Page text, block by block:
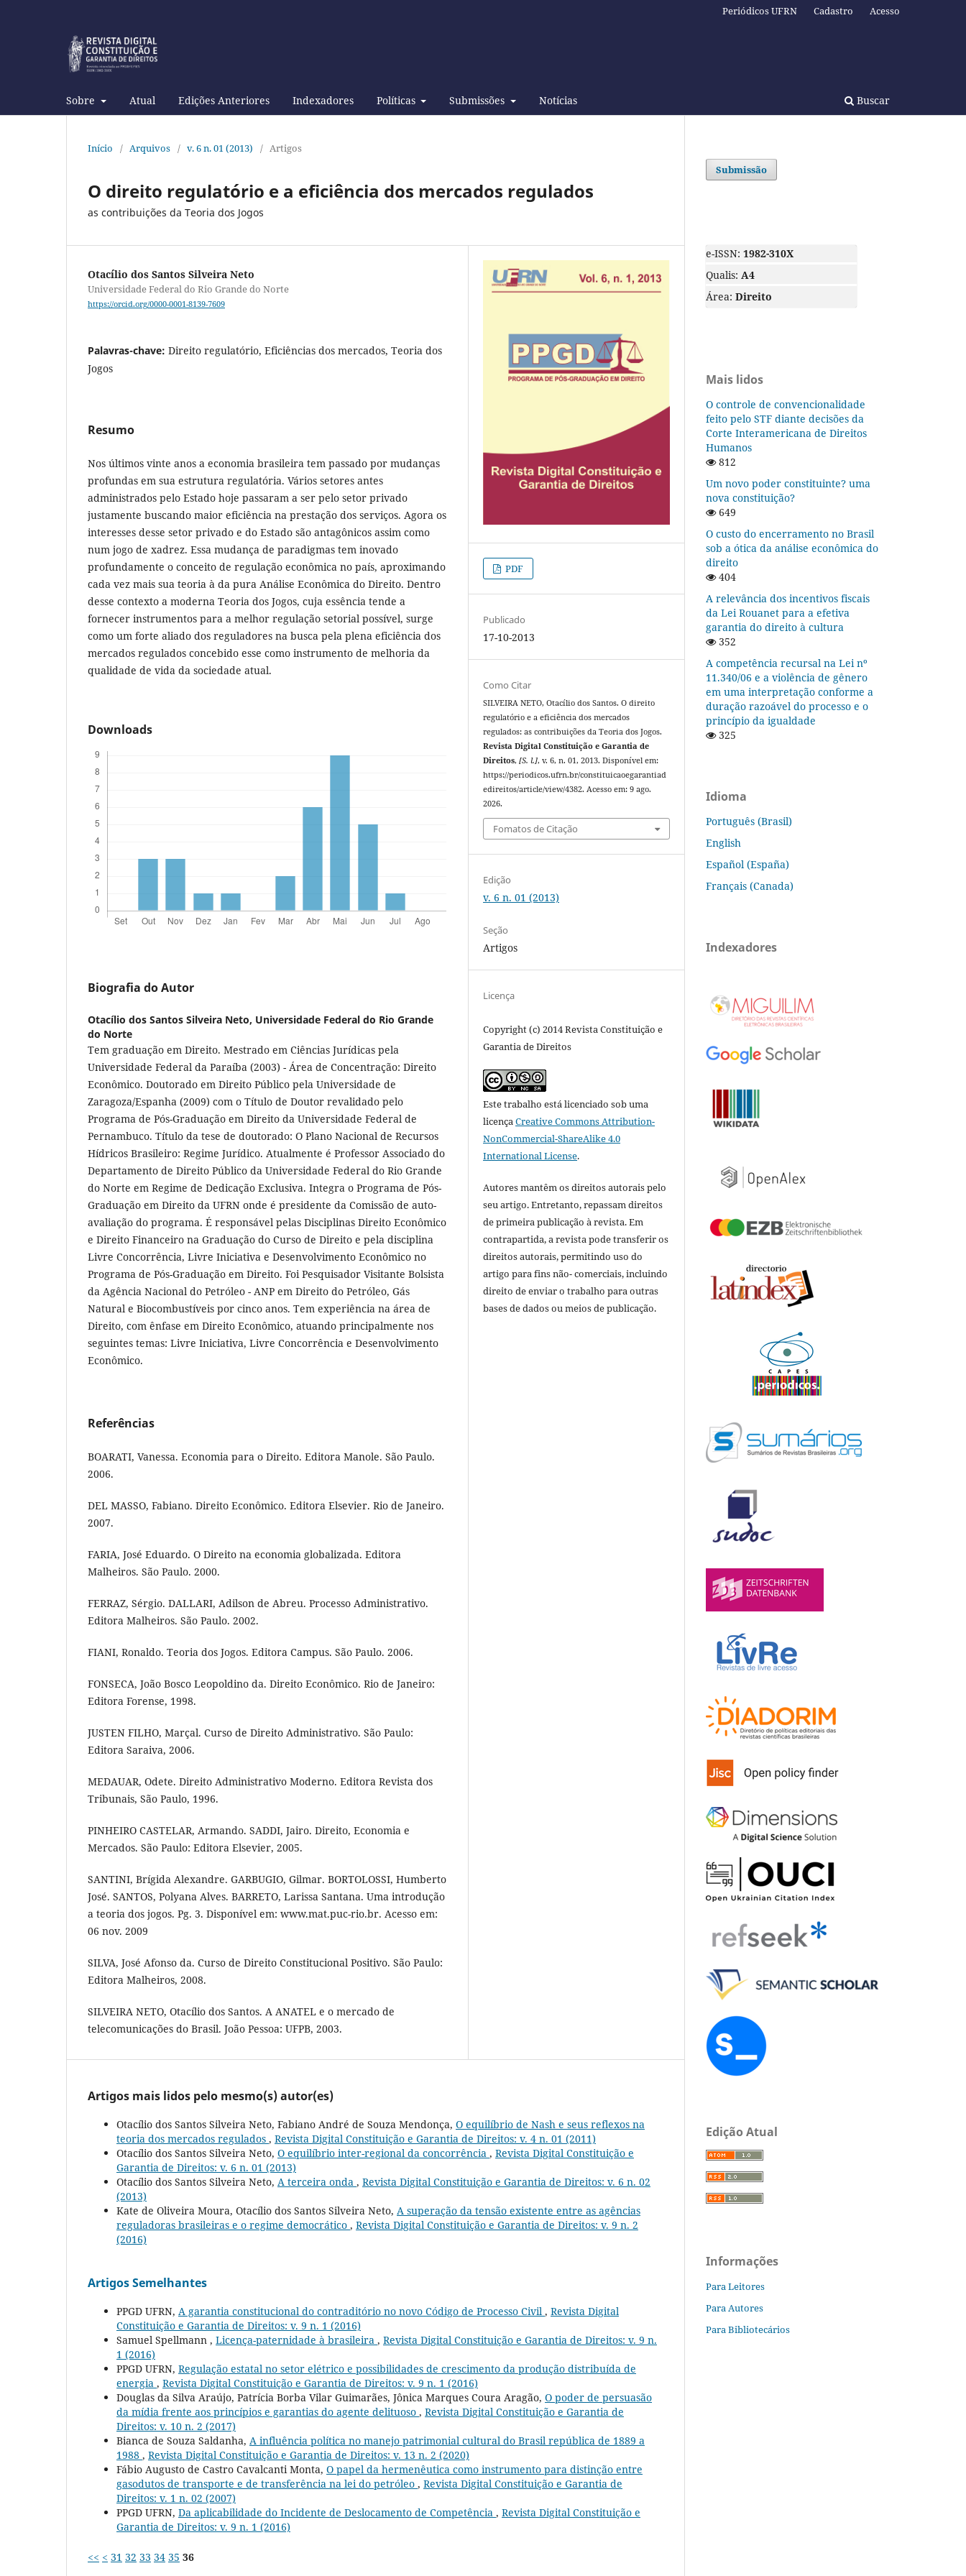
Sobre Atual Edições Anteriores Indexadores Políticas Submissões Notícias Buscar
Periódicos UFRN Cadastro Acesso
Início / Arquivos / v. 6 n. 01 (2013) / Artigos
O direito regulatório e a eficiência dos mercados regulados
as contribuições da Teoria dos Jogos
Otacílio dos Santos Silveira Neto
Universidade Federal do Rio Grande do Norte
https://orcid.org/0000-0001-8139-7609
Palavras-chave: Direito regulatório, Eficiências dos mercados, Teoria dos
Jogos
Resumo
Nos últimos vinte anos a economia brasileira tem passado por mudanças
profundas em sua estrutura regulatória. Vários setores antes
administrados pelo Estado hoje passaram a ser pelo setor privado
justamente buscando maior eficiência na prestação dos serviços. Agora os
interesses desse setor privado e do Estado são antagônicos assim como
num jogo de xadrez. Essa mudança de paradigmas tem inovado
profundamente o conceito de regulação econômica no país, aproximando
cada vez mais sua teoria à da pura Análise Econômica do Direito. Dentro
desse contexto a moderna Teoria dos Jogos, cuja essência tende a
fornecer instrumentos para a melhor regulação setorial possível, surge
como um forte aliado dos reguladores na busca pela plena eficiência dos
mercados regulados concebido esse como instrumento de melhoria da
qualidade de vida da sociedade atual.
Downloads
Biografia do Autor
Otacílio dos Santos Silveira Neto, Universidade Federal do Rio Grande
do Norte
Tem graduação em Direito. Mestrado em Ciências Jurídicas pela
Universidade Federal da Paraíba (2003) - Área de Concentração: Direito
Econômico. Doutorado em Direito Público pela Universidade de
Zaragoza/Espanha (2009) com o Título de Doutor revalidado pelo
Programa de Pós-Graduação em Direito da Universidade Federal de
Pernambuco. Título da tese de doutorado: O Plano Nacional de Recursos
Hídricos Brasileiro: Regime Jurídico. Atualmente é Professor Associado do
Departamento de Direito Público da Universidade Federal do Rio Grande
do Norte em Regime de Dedicação Exclusiva. Integra o Programa de Pós-
Graduação em Direito da UFRN onde é presidente da Comissão de auto-
avaliação do programa. É responsável pelas Disciplinas Direito Econômico
e Direito Financeiro na Graduação do Curso de Direito e pela disciplina
Livre Concorrência, Livre Iniciativa e Desenvolvimento Econômico no
Programa de Pós-Graduação em Direito. Foi Pesquisador Visitante Bolsista
da Agência Nacional do Petróleo - ANP em Direito do Petróleo, Gás
Natural e Biocombustíveis por cinco anos. Tem experiência na área de
Direito, com ênfase em Direito Econômico, atuando principalmente nos
seguintes temas: Livre Iniciativa, Livre Concorrência e Desenvolvimento
Econômico.
Referências
BOARATI, Vanessa. Economia para o Direito. Editora Manole. São Paulo.
2006.
DEL MASSO, Fabiano. Direito Econômico. Editora Elsevier. Rio de Janeiro.
2007.
FARIA, José Eduardo. O Direito na economia globalizada. Editora
Malheiros. São Paulo. 2000.
FERRAZ, Sérgio. DALLARI, Adilson de Abreu. Processo Administrativo.
Editora Malheiros. São Paulo. 2002.
FIANI, Ronaldo. Teoria dos Jogos. Editora Campus. São Paulo. 2006.
FONSECA, João Bosco Leopoldino da. Direito Econômico. Rio de Janeiro:
Editora Forense, 1998.
JUSTEN FILHO, Marçal. Curso de Direito Administrativo. São Paulo:
Editora Saraiva, 2006.
MEDAUAR, Odete. Direito Administrativo Moderno. Editora Revista dos
Tribunais, São Paulo, 1996.
PINHEIRO CASTELAR, Armando. SADDI, Jairo. Direito, Economia e
Mercados. São Paulo: Editora Elsevier, 2005.
SANTINI, Brígida Alexandre. GARBUGIO, Gilmar. BORTOLOSSI, Humberto
José. SANTOS, Polyana Alves. BARRETO, Larissa Santana. Uma introdução
a teoria dos jogos. Pg. 3. Disponível em: www.mat.puc-rio.br. Acesso em:
06 nov. 2009
SILVA, José Afonso da. Curso de Direito Constitucional Positivo. São Paulo:
Editora Malheiros, 2008.
SILVEIRA NETO, Otacílio dos Santos. A ANATEL e o mercado de
telecomunicações do Brasil. João Pessoa: UFPB, 2003.
PDF
Publicado
17-10-2013
Como Citar
SILVEIRA NETO, Otacílio dos Santos. O direito
regulatório e a eficiência dos mercados
regulados: as contribuições da Teoria dos Jogos.
Revista Digital Constituição e Garantia de
Direitos,[S. l.], v. 6, n. 01, 2013. Disponível em:
https://periodicos.ufrn.br/constituicaoegarantiad
edireitos/article/view/4382. Acesso em: 9 ago.
2026.
Fomatos de Citação
Edição
v. 6 n. 01 (2013)
Seção
Artigos
Licença
Copyright (c) 2014 Revista Constituição e
Garantia de Direitos
Este trabalho está licenciado sob uma
licençaCreative Commons Attribution-
NonCommercial-ShareAlike 4.0
International License.
Autores mantêm os direitos autorais pelo
seu artigo. Entretanto, repassam direitos
de primeira publicação à revista. Em
contrapartida, a revista pode transferir os
direitos autorais, permitindo uso do
artigo para fins não- comerciais, incluindo
direito de enviar o trabalho para outras
bases de dados ou meios de publicação.
Artigos mais lidos pelo mesmo(s) autor(es)
Otacílio dos Santos Silveira Neto, Fabiano André de Souza Mendonça, O equilíbrio de Nash e seus reflexos na
teoria dos mercados regulados , Revista Digital Constituição e Garantia de Direitos: v. 4 n. 01 (2011)
Otacílio dos Santos Silveira Neto, O equilíbrio inter-regional da concorrência , Revista Digital Constituição e
Garantia de Direitos: v. 6 n. 01 (2013)
Otacílio dos Santos Silveira Neto, A terceira onda , Revista Digital Constituição e Garantia de Direitos: v. 6 n. 02
(2013)
Kate de Oliveira Moura, Otacílio dos Santos Silveira Neto, A superação da tensão existente entre as agências
reguladoras brasileiras e o regime democrático , Revista Digital Constituição e Garantia de Direitos: v. 9 n. 2
(2016)
Artigos Semelhantes
PPGD UFRN, A garantia constitucional do contraditório no novo Código de Processo Civil , Revista Digital
Constituição e Garantia de Direitos: v. 9 n. 1 (2016)
Samuel Spellmann , Licença-paternidade à brasileira , Revista Digital Constituição e Garantia de Direitos: v. 9 n.
1 (2016)
PPGD UFRN, Regulação estatal no setor elétrico e possibilidades de crescimento da produção distribuída de
energia , Revista Digital Constituição e Garantia de Direitos: v. 9 n. 1 (2016)
Douglas da Silva Araújo, Patrícia Borba Vilar Guimarães, Jônica Marques Coura Aragão, O poder de persuasão
da mídia frente aos princípios e garantias do agente delituoso , Revista Digital Constituição e Garantia de
Direitos: v. 10 n. 2 (2017)
Bianca de Souza Saldanha, A influência política no manejo patrimonial cultural do Brasil república de 1889 a
1988 , Revista Digital Constituição e Garantia de Direitos: v. 13 n. 2 (2020)
Fábio Augusto de Castro Cavalcanti Monta, O papel da hermenêutica como instrumento para distinção entre
gasodutos de transporte e de transferência na lei do petróleo , Revista Digital Constituição e Garantia de
Direitos: v. 1 n. 02 (2007)
PPGD UFRN, Da aplicabilidade do Incidente de Deslocamento de Competência , Revista Digital Constituição e
Garantia de Direitos: v. 9 n. 1 (2016)
<< < 31 32 33 34 35 36
Submissão
e-ISSN: 1982-310X
Qualis: A4
Área: Direito
Mais lidos
O controle de convencionalidade
feito pelo STF diante decisões da
Corte Interamericana de Direitos
Humanos
812
Um novo poder constituinte? uma
nova constituição?
649
O custo do encerramento no Brasil
sob a ótica da análise econômica do
direito
404
A relevância dos incentivos fiscais
da Lei Rouanet para a efetiva
garantia do direito à cultura
352
A competência recursal na Lei nº
11.340/06 e a violência de gênero
em uma interpretação conforme a
duração razoável do processo e o
princípio da igualdade
325
Idioma
Português (Brasil)
English
Español (España)
Français (Canada)
Indexadores
Edição Atual
Informações
Para Leitores
Para Autores
Para Bibliotecários